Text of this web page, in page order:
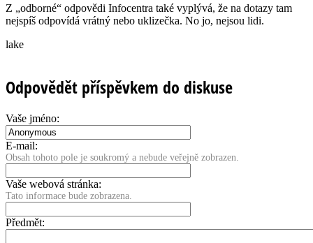
Z „odborné“ odpovědi Infocentra také vyplývá, že na dotazy tam
nejspíš odpovídá vrátný nebo uklizečka. No jo, nejsou lidi.
lake
Odpovědět příspěvkem do diskuse
Vaše jméno:
E-mail:
Obsah tohoto pole je soukromý a nebude veřejně zobrazen.
Vaše webová stránka:
Tato informace bude zobrazena.
Předmět: